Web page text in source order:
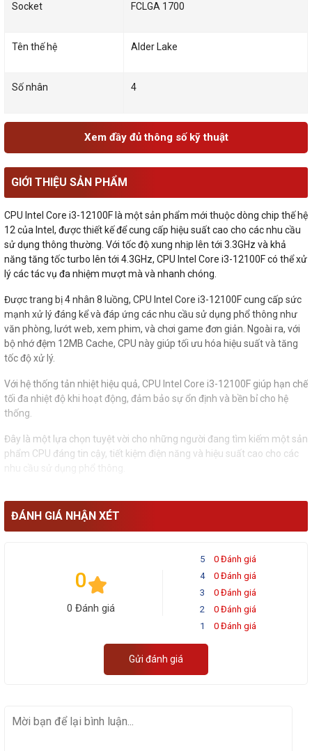
Socket FCLGA 1700
Tên thế hệ Alder Lake
Số nhân 4
Xem đầy đủ thông số kỹ thuật
GIỚI THIỆU SẢN PHẨM
CPU Intel Core i3-12100F là một sản phẩm mới thuộc dòng chip thế hệ
12 của Intel, được thiết kế để cung cấp hiệu suất cao cho các nhu cầu
sử dụng thông thường. Với tốc độ xung nhịp lên tới 3.3GHz và khả
năng tăng tốc turbo lên tới 4.3GHz, CPU Intel Core i3-12100F có thể xử
lý các tác vụ đa nhiệm mượt mà và nhanh chóng.
Được trang bị 4 nhân 8 luồng, CPU Intel Core i3-12100F cung cấp sức
mạnh xử lý đáng kể và đáp ứng các nhu cầu sử dụng phổ thông như
văn phòng, lướt web, xem phim, và chơi game đơn giản. Ngoài ra, với
bộ nhớ đệm 12MB Cache, CPU này giúp tối ưu hóa hiệu suất và tăng
tốc độ xử lý.
Với hệ thống tản nhiệt hiệu quả, CPU Intel Core i3-12100F giúp hạn chế
tối đa nhiệt độ khi hoạt động, đảm bảo sự ổn định và bền bỉ cho hệ
thống.
Đây là một lựa chọn tuyệt vời cho những người đang tìm kiếm một sản
phẩm CPU đáng tin cậy, tiết kiệm điện năng và hiệu suất cao cho các
nhu cầu sử dụng phổ thông.
ĐÁNH GIÁ NHẬN XÉT
0
0 Đánh giá
5
0 Đánh giá
4
0 Đánh giá
3
0 Đánh giá
2
0 Đánh giá
1
0 Đánh giá
Gửi đánh giá